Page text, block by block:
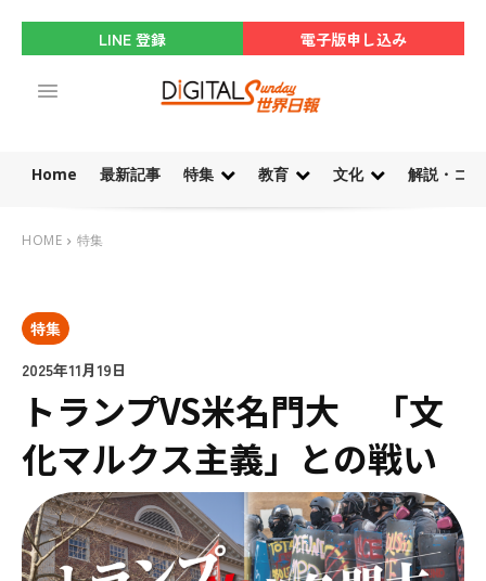
LINE 登録 電子版申し込み
Home 最新記事 特集 教育 文化 解説・コ
HOME 特集
特集
2025年11月19日
トランプVS米名門大 「文
化マルクス主義」との戦い